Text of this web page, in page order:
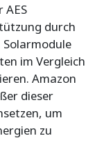
AES
durch
im Vergleich
Amazon
dieser
um
zu